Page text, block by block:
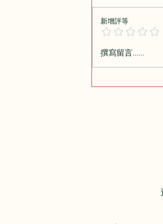
人生重要的一
新增評等
撰寫留言......